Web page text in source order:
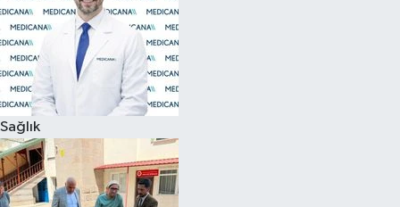
Sağlık
Sağlık
Siyaset
Teknoloji
Televizyon